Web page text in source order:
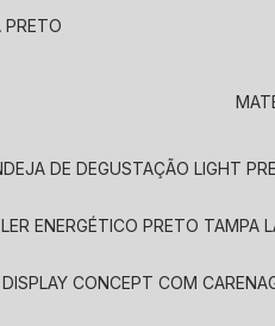
PRETO
DE DEGUSTAÇÃO LIGHT
ENERGÉTICO PRETO TAMPA
DISPLAY CONCEPT COM